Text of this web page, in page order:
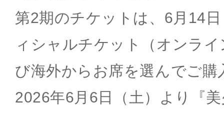
第2期のチケットは、6月14
ィシャルチケット（オンラ
び海外からお席を選んでご
2026年6月6日（土）より『